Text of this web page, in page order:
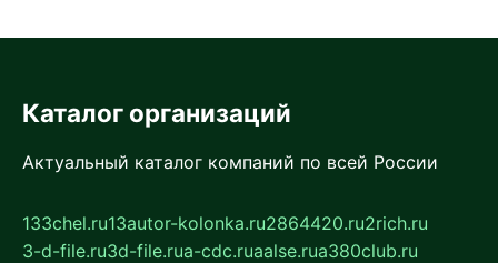
Каталог организаций
Актуальный каталог компаний по всей России
133chel.ru13autor-kolonka.ru2864420.ru2rich.ru
3-d-file.ru3d-file.rua-cdc.ruaalse.rua380club.ru